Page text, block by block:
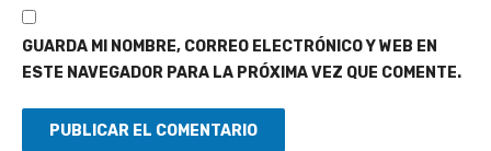
GUARDA MI NOMBRE, CORREO ELECTRÓNICO Y WEB EN
ESTE NAVEGADOR PARA LA PRÓXIMA VEZ QUE COMENTE.